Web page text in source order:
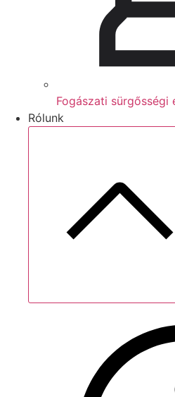
Fogászati sürgősségi
Rólunk